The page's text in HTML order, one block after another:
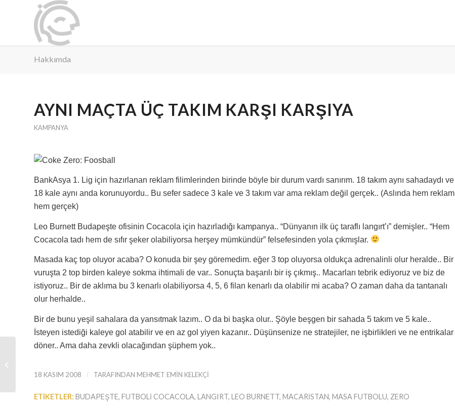
Hakkımda
AYNI MAÇTA ÜÇ TAKIM KARŞI KARŞIYA
KAMPANYA
BankAsya 1. Lig için hazırlanan reklam filimlerinden birinde böyle bir durum vardı sanırım. 18 takım aynı sahadaydı ve
18 kale aynı anda korunuyordu.. Bu sefer sadece 3 kale ve 3 takım var ama reklam değil gerçek.. (Aslında hem reklam
hem gerçek)
Leo Burnett Budapeşte ofisinin Cocacola için hazırladığı kampanya.. “Dünyanın ilk üç taraflı langırt’ı” demişler.. “Hem
Cocacola tadı hem de sıfır şeker olabiliyorsa herşey mümkündür” felsefesinden yola çıkmışlar.
Masada kaç top oluyor acaba? O konuda bir şey göremedim. eğer 3 top oluyorsa oldukça adrenalinli olur heralde.. Bir
vuruşta 2 top birden kaleye sokma ihtimali de var.. Sonuçta başarılı bir iş çıkmış.. Macarları tebrik ediyoruz ve biz de
istiyoruz.. Bir de aklıma bu 3 kenarlı olabiliyorsa 4, 5, 6 filan kenarlı da olabilir mi acaba? O zaman daha da tantanalı
olur herhalde..
Bir de bunu yeşil sahalara da yansıtmak lazım.. O da bi başka olur.. Şöyle beşgen bir sahada 5 takım ve 5 kale..
İsteyen istediği kaleye gol atabilir ve en az gol yiyen kazanır.. Düşünsenize ne stratejiler, ne işbirlikleri ve ne entrikalar
döner.. Ama daha zevkli olacağından şüphem yok..
18 KASIM 2008 / TARAFINDAN MEHMET EMIN KELEKÇI
ETIKETLER: BUDAPEŞTE, FUTBOLI COCACOLA, LANGIRT, LEO BURNETT, MACARISTAN, MASA FUTBOLU, ZERO